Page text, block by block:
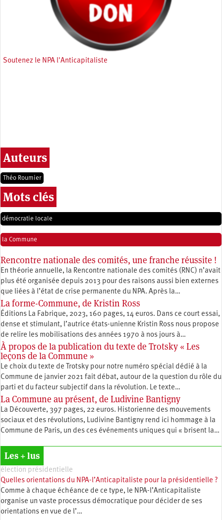
Soutenez le NPA l'Anticapitaliste
Auteurs
Théo Roumier
Mots clés
démocratie locale
la Commune
Rencontre nationale des comités, une franche réussite !
En théorie annuelle, la Rencontre nationale des comités (RNC) n’avait
plus été organisée depuis 2013 pour des raisons aussi bien externes
que liées à l’état de crise permanente du NPA. Après la…
La forme-Commune, de Kristin Ross
Éditions La Fabrique, 2023, 160 pages, 14 euros. Dans ce court essai,
dense et stimulant, l’autrice états-unienne Kristin Ross nous propose
de relire les mobilisations des années 1970 à nos jours à…
À propos de la publication du texte de Trotsky « Les
leçons de la Commune »
Le choix du texte de Trotsky pour notre numéro spécial dédié à la
Commune de janvier 2021 fait débat, autour de la question du rôle du
parti et du facteur subjectif dans la révolution. Le texte…
La Commune au présent, de Ludivine Bantigny
La Découverte, 397 pages, 22 euros. Historienne des mouvements
sociaux et des révolutions, Ludivine Bantigny rend ici hommage à la
Commune de Paris, un des ces événements uniques qui « brisent la…
Les + lus
élection présidentielle
Quelles orientations du NPA-l’Anticapitaliste pour la présidentielle ?
Comme à chaque échéance de ce type, le NPA-l’Anticapitaliste
organise un vaste processus démocratique pour décider de ses
orientations en vue de l’…